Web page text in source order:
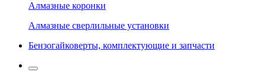
Алмазные коронки
Алмазные сверлильные установки
Бензогайковерты, комплектующие и запчасти